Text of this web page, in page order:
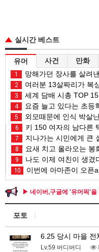
실시간 베스트
유머 사건 만화
1 망해가던 장사를 살려낸
2 여러분 13살짜리가 복싱
3 세계 담배 시총 TOP 15
4 요즘 늘고 있다는 초등
5 외모때문에 인식 박살
6 키 150 여자의 남다른
7 지나가는 시민에게 큰
8 요새 치고 올라오는 봉
9 나도 이제 여친이 생겼
10 이번에 아마존이 오픈
▶ 네이버,구글에 '유머픽'을
포토
6.25 당시 마을 전
Lv.59 버디버디